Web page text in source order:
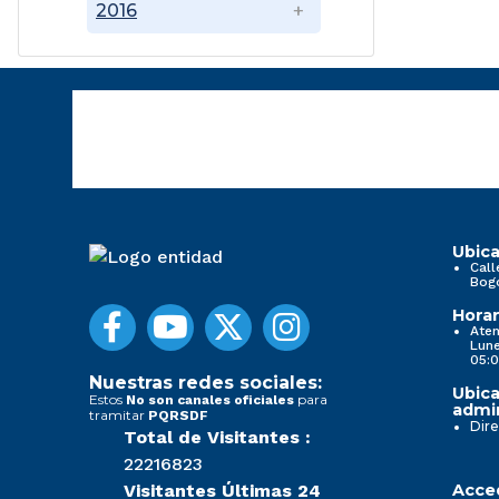
2016
Nuestras redes sociales:
Estos No son canales oficiales para
tramitar PQRSDF
Total de Visitantes :
22216823
Visitantes Últimas 24